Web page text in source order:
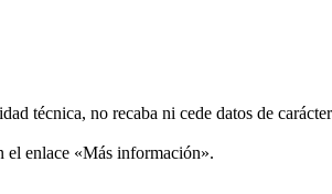
técnica, no recaba ni cede datos de
el enlace «Más información».